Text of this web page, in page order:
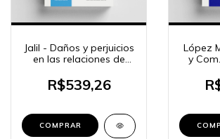
Jalil - Daños y perjuicios
en las relaciones de
R$539,26
COMPRAR
López
y